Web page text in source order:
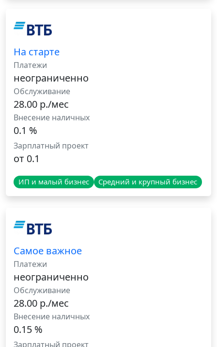
На старте
Платежи
неограниченно
Обслуживание
28.00 р./мес
Внесение наличных
0.1 %
Зарплатный проект
от 0.1
ИП и малый бизнес Средний и крупный бизнес
Самое важное
Платежи
неограниченно
Обслуживание
28.00 р./мес
Внесение наличных
0.15 %
Зарплатный проект